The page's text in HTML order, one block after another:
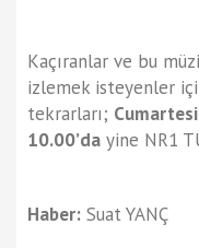
Kaçıranlar ve bu
izlemek isteyenler
tekrarları;
10.00’da yine NR1
Haber: Suat YANÇ